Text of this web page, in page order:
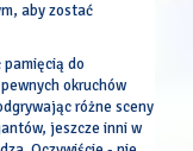
aby zostać
do
okruchów
różne sceny
jeszcze inni w